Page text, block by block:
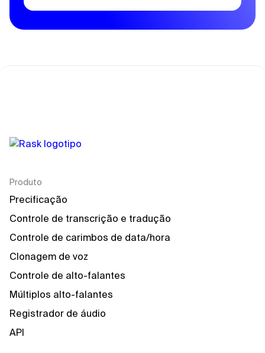
Produto
Precificação
Controle de transcrição e tradução
Controle de carimbos de data/hora
Clonagem de voz
Controle de alto-falantes
Múltiplos alto-falantes
Registrador de áudio
API